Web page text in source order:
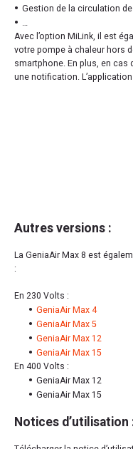
Gestion de la circulation de
…
Avec l’option MiLink, il est
votre pompe à chaleur hors
smartphone. En plus, en
une notification.
Autres versions :
La GeniaAir Max 8 est
:
En 230 Volts :
GeniaAir Max 4
GeniaAir Max 5
GeniaAir Max 12
GeniaAir Max 15
En 400 Volts :
GeniaAir Max 12
GeniaAir Max 15
Notices d’utilisation